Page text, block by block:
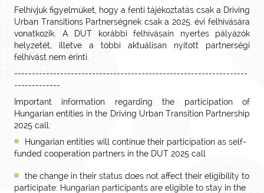
Felhívjuk figyelmüket, hogy a fenti tájékoztatás csak a Driving
Urban Transitions Partnerségnek csak a 2025. évi felhívására
vonatkozik. A DUT korábbi felhívásain nyertes pályázók
helyzetét, illetve a többi aktuálisan nyitott partnerségi
felhívást nem érinti.
------------------------------------------------------------------
-------------
Important information regarding the participation of
Hungarian entities in the Driving Urban Transition Partnership
2025 call:
Hungarian entities will continue their participation as self-
funded cooperation partners in the DUT 2025 call
the change in their status does not affect their eligibility to
participate: Hungarian participants are eligible to stay in the